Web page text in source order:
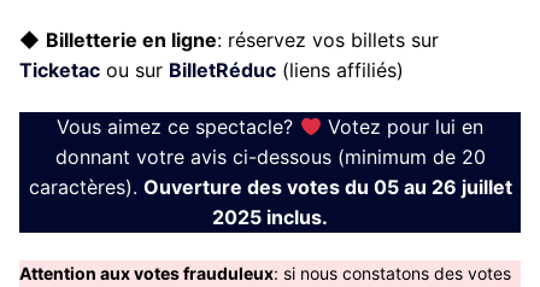
◆ Billetterie en ligne: réservez vos billets sur
Ticketac ou sur BilletRéduc (liens affiliés)
Vous aimez ce spectacle?
Votez pour lui en
donnant votre avis ci-dessous (minimum de 20
caractères). Ouverture des votes du 05 au 26 juillet
2025 inclus.
Attention aux votes frauduleux: si nous constatons des votes